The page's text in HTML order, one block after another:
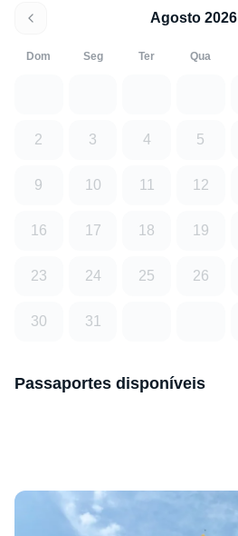
Agosto 2026
Dom Seg Ter Qua
2 3 4 5
9 10 11 12
16 17 18 19
23 24 25 26
30 31
Passaportes disponíveis